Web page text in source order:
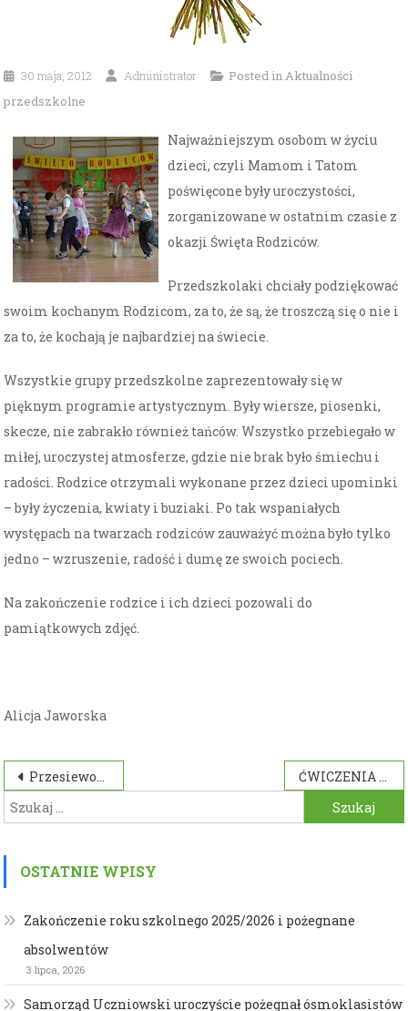
30 maja, 2012 Administrator Posted inAktualności
przedszkolne
Najważniejszym osobom w życiu
dzieci, czyli Mamom i Tatom
poświęcone były uroczystości,
zorganizowane w ostatnim czasie z
okazji Święta Rodziców.
Przedszkolaki chciały podziękować
swoim kochanym Rodzicom, za to, że są, że troszczą się o nie i
za to, że kochają je najbardziej na świecie.
Wszystkie grupy przedszkolne zaprezentowały się w
pięknym programie artystycznym. Były wiersze, piosenki,
skecze, nie zabrakło również tańców. Wszystko przebiegało w
miłej, uroczystej atmosferze, gdzie nie brak było śmiechu i
radości. Rodzice otrzymali wykonane przez dzieci upominki
– były życzenia, kwiaty i buziaki. Po tak wspaniałych
występach na twarzach rodziców zauważyć można było tylko
jedno – wzruszenie, radość i dumę ze swoich pociech.
Na zakończenie rodzice i ich dzieci pozowali do
pamiątkowych zdjęć.
Alicja Jaworska
Nawigacja
wpisu
Przesiewowe badanie słuchu
ĆWICZENIA EWAKUACYJNE W PRZEDSZKOLU
Szukaj:
OSTATNIE WPISY
Zakończenie roku szkolnego 2025/2026 i pożegnane
absolwentów
3 lipca, 2026
Samorząd Uczniowski uroczyście pożegnał ósmoklasistów